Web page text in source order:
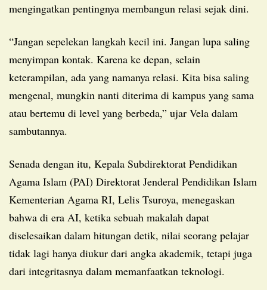
mengingatkan pentingnya membangun relasi sejak dini.
“Jangan sepelekan langkah kecil ini. Jangan lupa saling
menyimpan kontak. Karena ke depan, selain
keterampilan, ada yang namanya relasi. Kita bisa saling
mengenal, mungkin nanti diterima di kampus yang sama
atau bertemu di level yang berbeda,” ujar Vela dalam
sambutannya.
Senada dengan itu, Kepala Subdirektorat Pendidikan
Agama Islam (PAI) Direktorat Jenderal Pendidikan Islam
Kementerian Agama RI, Lelis Tsuroya, menegaskan
bahwa di era AI, ketika sebuah makalah dapat
diselesaikan dalam hitungan detik, nilai seorang pelajar
tidak lagi hanya diukur dari angka akademik, tetapi juga
dari integritasnya dalam memanfaatkan teknologi.